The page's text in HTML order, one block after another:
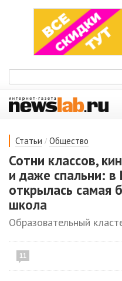
Статьи / Общество
Сотни классов,
и даже спальни: в
открылась самая
школа
Образовательный
11